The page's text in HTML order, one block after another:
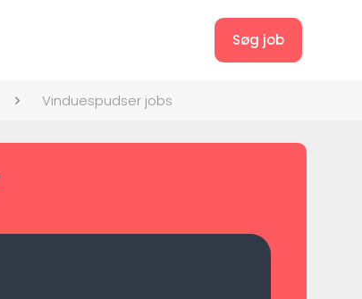
Søg job
Vinduespudser jobs